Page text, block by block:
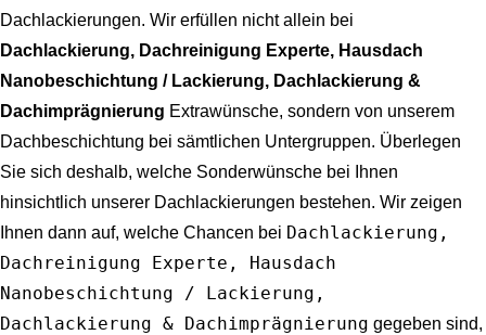
Dachlackierungen. Wir erfüllen nicht allein bei
Dachlackierung, Dachreinigung Experte, Hausdach
Nanobeschichtung / Lackierung, Dachlackierung &
Dachimprägnierung Extrawünsche, sondern von unserem
Dachbeschichtung bei sämtlichen Untergruppen. Überlegen
Sie sich deshalb, welche Sonderwünsche bei Ihnen
hinsichtlich unserer Dachlackierungen bestehen. Wir zeigen
Ihnen dann auf, welche Chancen bei Dachlackierung,
Dachreinigung Experte, Hausdach
Nanobeschichtung / Lackierung,
Dachlackierung & Dachimprägnierung gegeben sind,